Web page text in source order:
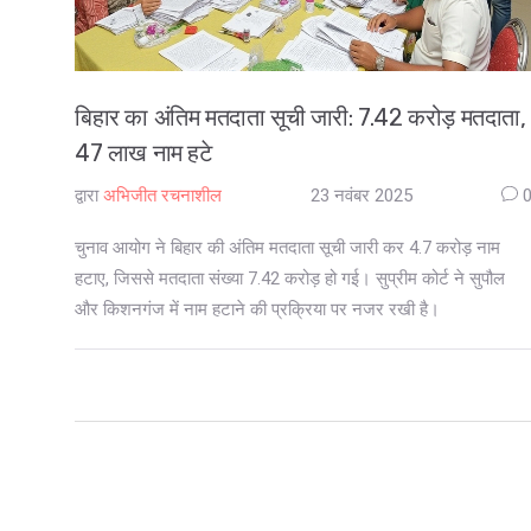
बिहार का अंतिम मतदाता सूची जारी: 7.42 करोड़ मतदाता,
47 लाख नाम हटे
द्वारा अभिजीत रचनाशील 23 नवंबर 2025 0
चुनाव आयोग ने बिहार की अंतिम मतदाता सूची जारी कर 4.7 करोड़ नाम
हटाए, जिससे मतदाता संख्या 7.42 करोड़ हो गई। सुप्रीम कोर्ट ने सुपौल
और किशनगंज में नाम हटाने की प्रक्रिया पर नजर रखी है।